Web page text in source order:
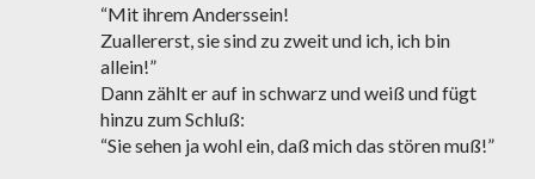
“Mit ihrem Anderssein!
Zuallererst, sie sind zu zweit und ich, ich bin
allein!”
Dann zählt er auf in schwarz und weiß und fügt
hinzu zum Schluß:
“Sie sehen ja wohl ein, daß mich das stören muß!”